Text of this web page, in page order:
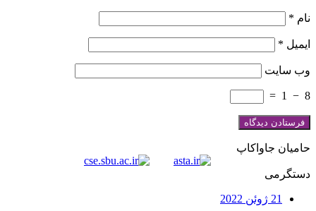
نام *
ایمیل *
وب‌ سایت
8
−
1
=
حامیان جاواکاپ
دستگرمی
21 ژوئن 2022